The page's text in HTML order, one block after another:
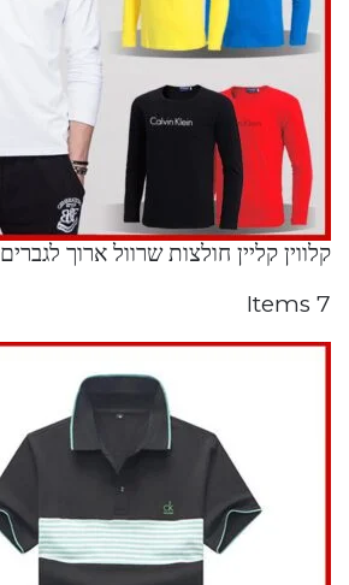
קלווין קליין חולצות שרוול ארוך לגברים
7 Items